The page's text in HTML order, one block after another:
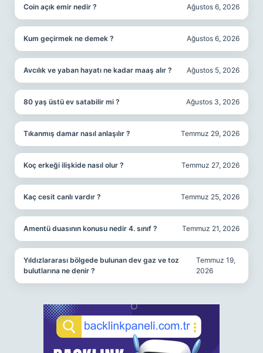
Coin açık emir nedir ? Ağustos 6, 2026
Kum geçirmek ne demek ? Ağustos 6, 2026
Avcılık ve yaban hayatı ne kadar maaş alır ? Ağustos 5, 2026
80 yaş üstü ev satabilir mi ? Ağustos 3, 2026
Tıkanmış damar nasıl anlaşılır ? Temmuz 29, 2026
Koç erkeği ilişkide nasıl olur ? Temmuz 27, 2026
Kaç cesit canlı vardır ? Temmuz 25, 2026
Amentü duasının konusu nedir 4. sınıf ? Temmuz 21, 2026
Yıldızlararası bölgede bulunan dev gaz ve toz
bulutlarına ne denir ?
Temmuz 19,
2026